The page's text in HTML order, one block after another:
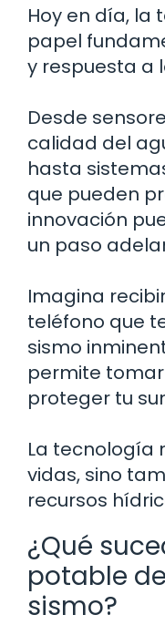
Hoy en día, la
papel
y respuesta a
Desde
calidad del
hasta
que pueden
innovación
un paso
Imagina
teléfono que
sismo
permite
proteger tu
La tecnología
vidas, sino
recursos
¿Qué
potable
sismo?